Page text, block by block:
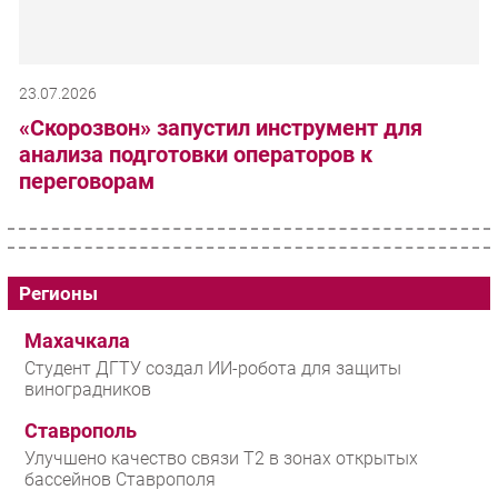
23.07.2026
«Скорозвон» запустил инструмент для
анализа подготовки операторов к
переговорам
Регионы
Махачкала
Студент ДГТУ создал ИИ-робота для защиты
виноградников
Ставрополь
Улучшено качество связи T2 в зонах открытых
бассейнов Ставрополя